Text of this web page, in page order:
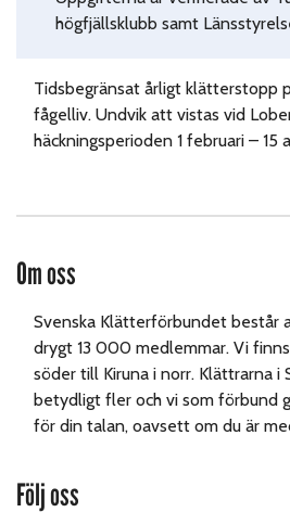
högfjällsklubb samt
Tidsbegränsat årligt klätterstopp
fågelliv. Undvik att vistas vid
häckningsperioden 1 februari – 15
Om oss
Svenska Klätterförbundet består
drygt 13 000 medlemmar. Vi
söder till Kiruna i norr. Klättrarna i
betydligt fler och vi som förbund
för din talan, oavsett om du är
Följ oss